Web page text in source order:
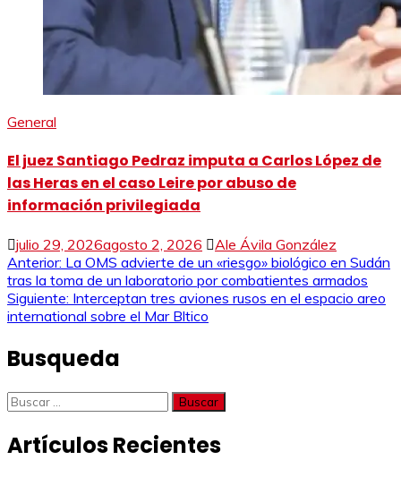
General
El juez Santiago Pedraz imputa a Carlos López de
las Heras en el caso Leire por abuso de
información privilegiada
julio 29, 2026agosto 2, 2026 Ale Ávila González
Navegación
de
entradas
Anterior: La OMS advierte de un «riesgo» biológico en Sudán
tras la toma de un laboratorio por combatientes armados
Siguiente: Interceptan tres aviones rusos en el espacio areo
international sobre el Mar Bltico
Busqueda
Buscar:
Artículos Recientes